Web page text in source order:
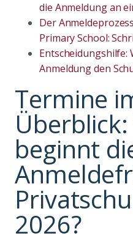
die Anmeldung an
Der
Primary School:
Entscheidungshilfe:
Anmeldung den
Termine
beginnt
2026?